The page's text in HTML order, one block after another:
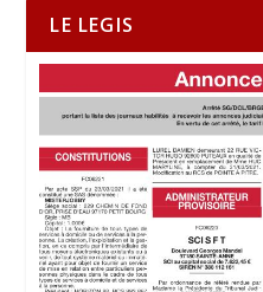
LE LEGIS